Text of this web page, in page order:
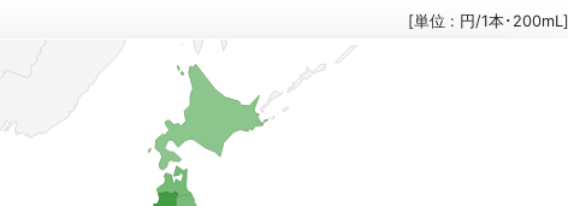
[単位 : 円/1本･200mL]